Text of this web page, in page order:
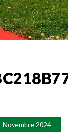
Novembre 2024